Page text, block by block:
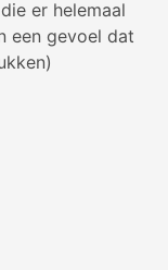
er helemaal
een gevoel dat